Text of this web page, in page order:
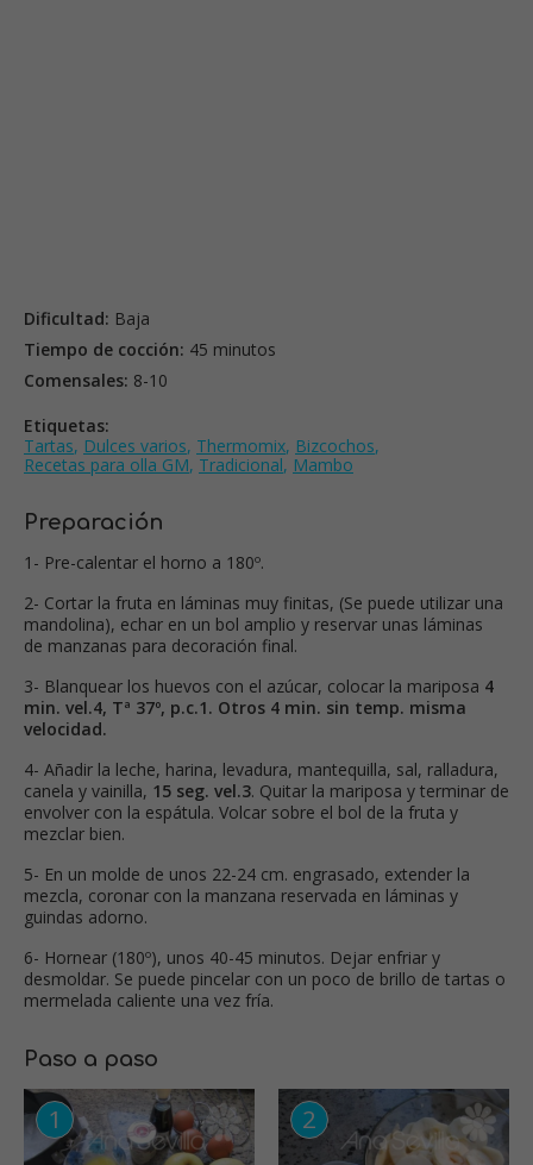
Dificultad: Baja
Tiempo de cocción: 45 minutos
Comensales: 8-10
Etiquetas:
Tartas, Dulces varios, Thermomix, Bizcochos,
Recetas para olla GM, Tradicional, Mambo
Preparación
1- Pre-calentar el horno a 180º.
2- Cortar la fruta en láminas muy finitas, (Se puede utilizar una
mandolina), echar en un bol amplio y reservar unas láminas
de manzanas para decoración final.
3- Blanquear los huevos con el azúcar, colocar la mariposa 4
min. vel.4, Tª 37º, p.c.1. Otros 4 min. sin temp. misma
velocidad.
4- Añadir la leche, harina, levadura, mantequilla, sal, ralladura,
canela y vainilla, 15 seg. vel.3. Quitar la mariposa y terminar de
envolver con la espátula. Volcar sobre el bol de la fruta y
mezclar bien.
5- En un molde de unos 22-24 cm. engrasado, extender la
mezcla, coronar con la manzana reservada en láminas y
guindas adorno.
6- Hornear (180º), unos 40-45 minutos. Dejar enfriar y
desmoldar. Se puede pincelar con un poco de brillo de tartas o
mermelada caliente una vez fría.
Paso a paso